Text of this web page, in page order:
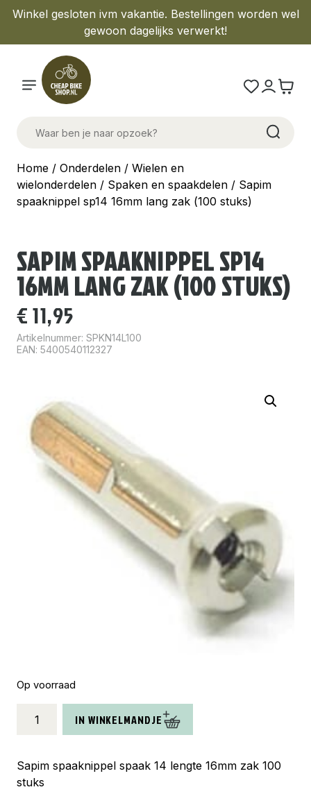
Winkel gesloten ivm vakantie. Bestellingen worden wel
gewoon dagelijks verwerkt!
Home / Onderdelen / Wielen en
wielonderdelen / Spaken en spaakdelen / Sapim
spaaknippel sp14 16mm lang zak (100 stuks)
SAPIM SPAAKNIPPEL SP14
16MM LANG ZAK (100 STUKS)
€11,95
Artikelnummer: SPKN14L100
EAN: 5400540112327
Op voorraad
spaaknippel
16mm
lang
IN WINKELMANDJE
Sapim spaaknippel spaak 14 lengte 16mm zak 100
stuks